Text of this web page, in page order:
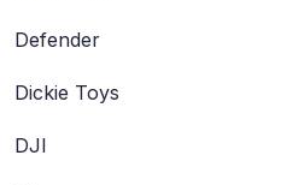
Defender
Dickie Toys
DJI